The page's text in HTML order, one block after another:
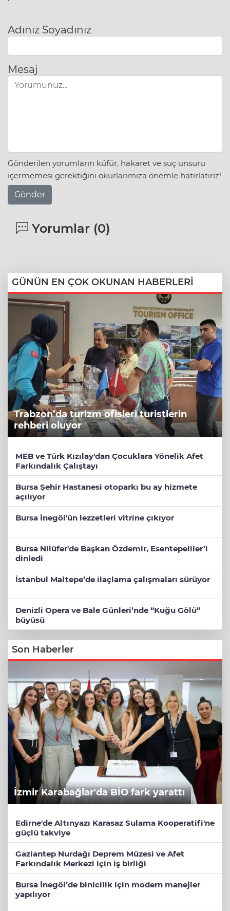
Adınız Soyadınız
Mesaj
Gönderilen yorumların küfür, hakaret ve suç unsuru
içermemesi gerektiğini okurlarımıza önemle hatırlatırız!
Gönder
Yorumlar (0)
GÜNÜN EN ÇOK OKUNAN HABERLERİ
Trabzon’da turizm ofisleri turistlerin
rehberi oluyor
MEB ve Türk Kızılay'dan Çocuklara Yönelik Afet
Farkındalık Çalıştayı
Bursa Şehir Hastanesi otoparkı bu ay hizmete
açılıyor
Bursa İnegöl'ün lezzetleri vitrine çıkıyor
Bursa Nilüfer'de Başkan Özdemir, Esentepeliler’i
dinledi
İstanbul Maltepe’de ilaçlama çalışmaları sürüyor
Denizli Opera ve Bale Günleri’nde “Kuğu Gölü”
büyüsü
Son Haberler
İzmir Karabağlar'da BİO fark yarattı
Edirne'de Altınyazı Karasaz Sulama Kooperatifi'ne
güçlü takviye
Gaziantep Nurdağı Deprem Müzesi ve Afet
Farkındalık Merkezi için iş birliği
Bursa İnegöl’de binicilik için modern manejler
yapılıyor